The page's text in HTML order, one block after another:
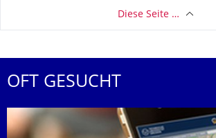
Diese Seite …
OFT GESUCHT